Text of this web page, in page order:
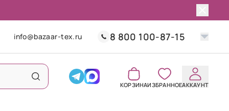
info@bazaar-tex.ru 8 800 100-87-15
КОРЗИНАИЗБРАННОЕАККАУНТ